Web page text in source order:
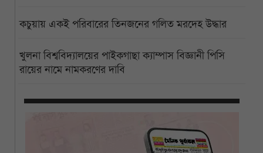
কচুয়ায় একই পরিবারের তিনজনের গলিত মরদেহ উদ্ধার
খুলনা বিশ্ববিদ্যালয়ের পাইকগাছা ক্যাম্পাস বিজ্ঞানী পিসি
রায়ের নামে নামকরণের দাবি